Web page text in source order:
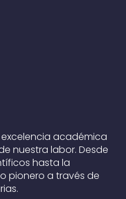
académica
nuestra labor. Desde
hasta la
pionero a través de